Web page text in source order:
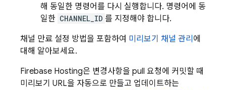
해 동일한 명령어를 다시 실행합니다. 명령어에 동
일한 CHANNEL_ID 를 지정해야 합니다.
채널 만료 설정 방법을 포함하여 미리보기 채널 관리 에
대해 알아보세요.
Firebase Hosting은 변경사항을 pull 요청에 커밋할 때
미리보기 URL을 자동으로 만들고 업데이트하는